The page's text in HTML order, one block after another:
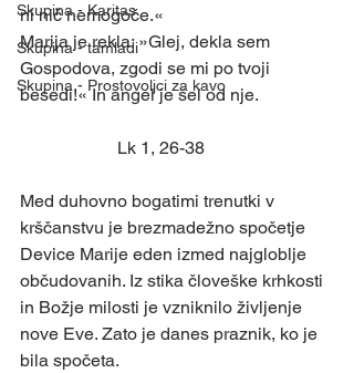
Skupina - Karitas
Skupina - tamladi
Skupina - Prostovoljci za kavo
ni nič nemogoče.«
Marija je rekla: »Glej, dekla sem
Gospodova, zgodi se mi po tvoji
besedi!« In angel je šel od nje.
                      Lk 1, 26-38
Med duhovno bogatimi trenutki v
krščanstvu je brezmadežno spočetje
Device Marije eden izmed najgloblje
občudovanih. Iz stika človeške krhkosti
in Božje milosti je vzniknilo življenje
nove Eve. Zato je danes praznik, ko je
bila spočeta.